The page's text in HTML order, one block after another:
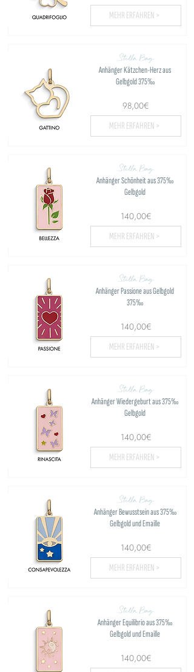
MEHR ERFAHREN >
Stella Bag
Anhänger Kätzchen-Herz aus
Gelbgold 375‰
98,00€
MEHR ERFAHREN >
Stella Bag
Anhänger Schönheit aus 375‰
Gelbgold
140,00€
MEHR ERFAHREN >
Stella Bag
Anhänger Passione aus Gelbgold
375‰
140,00€
MEHR ERFAHREN >
Stella Bag
Anhänger Wiedergeburt aus 375‰
Gelbgold
140,00€
MEHR ERFAHREN >
Stella Bag
Anhänger Bewusstsein aus 375‰
Gelbgold und Emaille
140,00€
MEHR ERFAHREN >
Stella Bag
Anhänger Equilibrio aus 375‰
Gelbgold und Emaille
140,00€